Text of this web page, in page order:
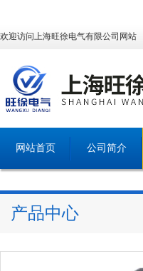
欢迎访问上海旺徐电气有限公司网站
网站首页 公司简介
产品中心